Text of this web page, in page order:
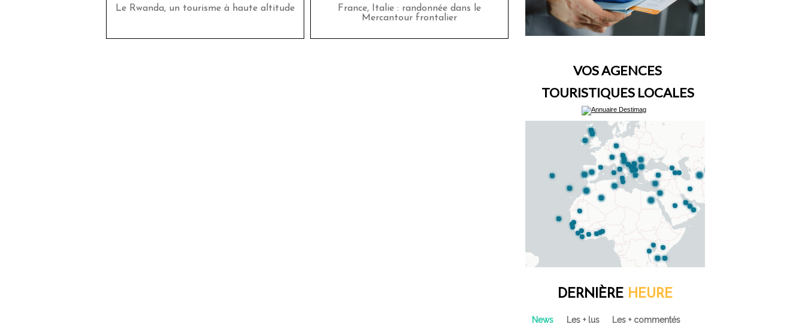
Le Rwanda, un tourisme à haute altitude
France, Italie : randonnée dans le
Mercantour frontalier
VOS AGENCES
TOURISTIQUES LOCALES
DERNIÈRE HEURE
News Les + lus Les + commentés